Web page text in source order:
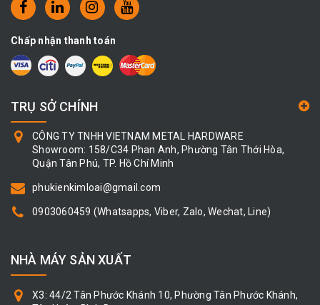
Chấp nhận thanh toán
TRỤ SỞ CHÍNH
CÔNG TY TNHH VIETNAM METAL HARDWARE
Showroom: 158/C34 Phan Anh, Phường Tân Thới Hòa,
Quận Tân Phú, TP. Hồ Chí Minh
phukienkimloai@gmail.com
0903060459 (Whatsapps, Viber, Zalo, Wechat, Line)
NHÀ MÁY SẢN XUẤT
X3: 44/2 Tân Phước Khánh 10, Phường Tân Phước Khánh,